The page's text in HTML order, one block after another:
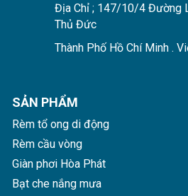
Địa Chỉ ; 147/10/4 Đường
Thủ Đức
Thành Phố Hồ Chí Minh .
SẢN PHẨM
Rèm tổ ong di động
Rèm cầu vòng
Giàn phơi Hòa Phát
Bạt che nắng mưa